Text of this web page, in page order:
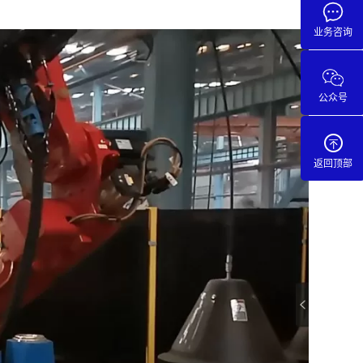
业务咨询
公众号
返回顶部